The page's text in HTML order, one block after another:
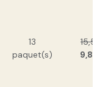
13
paquet(s)
15,55
9,80 €